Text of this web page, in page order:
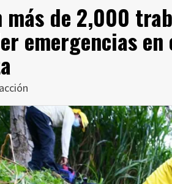
más de 2,000
emergencias